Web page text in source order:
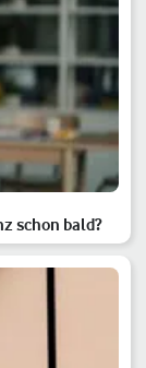
schon bald?